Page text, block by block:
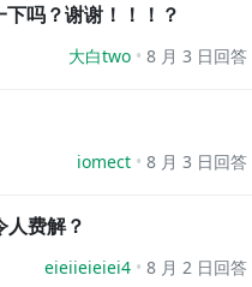
吗？谢谢！！！？
大白two 8 月 3 日回答
iomect 8 月 3 日回答
费解？
eieiieieiei4 8 月 2 日回答